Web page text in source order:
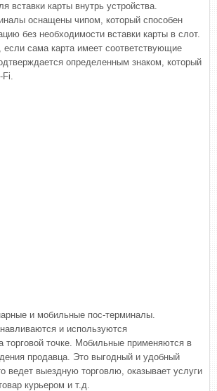
вставки карты внутрь устройства.
оснащены чипом, который способен
без необходимости вставки карты в слот.
если сама карта имеет соответствующие
определенным знаком, который
Fi.
и мобильные пос-терминалы.
и используются
торговой точке. Мобильные применяются в
продавца. Это выгодный и удобный
ведет выездную торговлю, оказывает услуги
курьером и т.д.